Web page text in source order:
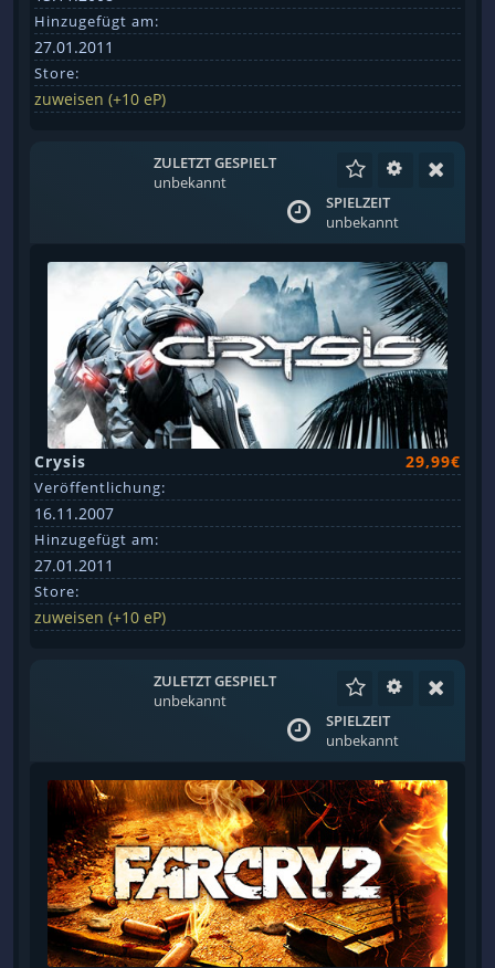
Hinzugefügt am:
27.01.2011
Store:
zuweisen (+10 eP)
ZULETZT GESPIELT
unbekannt
SPIELZEIT
unbekannt
Crysis 29,99€
Veröffentlichung:
16.11.2007
Hinzugefügt am:
27.01.2011
Store:
zuweisen (+10 eP)
ZULETZT GESPIELT
unbekannt
SPIELZEIT
unbekannt